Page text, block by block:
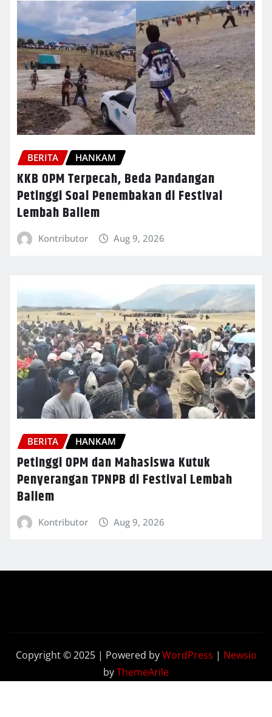
BERITA HANKAM
KKB OPM Terpecah, Beda Pandangan
Petinggi Soal Penembakan di Festival
Lembah Baliem
Kontributor Aug 9, 2026
BERITA HANKAM
Petinggi OPM dan Mahasiswa Kutuk
Penyerangan TPNPB di Festival Lembah
Baliem
Kontributor Aug 9, 2026
Copyright © 2025 | Powered byWordPress | Newsio
byThemeArile